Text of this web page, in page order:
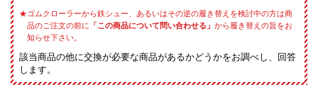
ゴムクローラーから鉄シュー、あるいはその逆の履き替えを検討中の方は商
品のご注文の前に 「この商品について問い合わせる」から履き替えの旨をお
知らせ下さい。
該当商品の他に交換が必要な商品があるかどうかをお調べし、回答
します。